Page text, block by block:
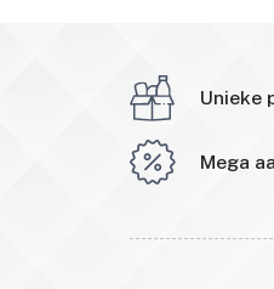
Unieke
Mega